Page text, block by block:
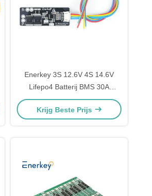
Enerkey 3S 12.6V 4S 14.6V
Lifepo4 Batterij BMS 30A
Hoogstroom 3.2V Pack
Motorfiets Start Protection
Krijg Beste Prijs